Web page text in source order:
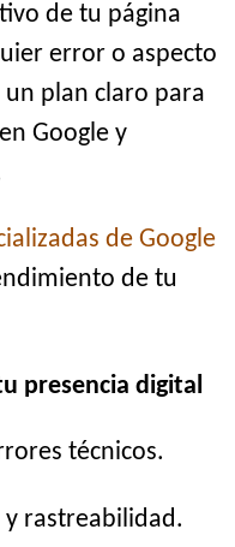
de tu página
error o aspecto
plan claro para
Google y
de Google
de tu
presencia digital
técnicos.
y rastreabilidad.